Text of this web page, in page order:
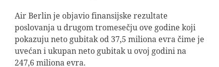
Air Berlin je objavio finansijske rezultate
poslovanja u drugom tromesečju ove godine koji
pokazuju neto gubitak od 37,5 miliona evra čime je
uvećan i ukupan neto gubitak u ovoj godini na
247,6 miliona evra.